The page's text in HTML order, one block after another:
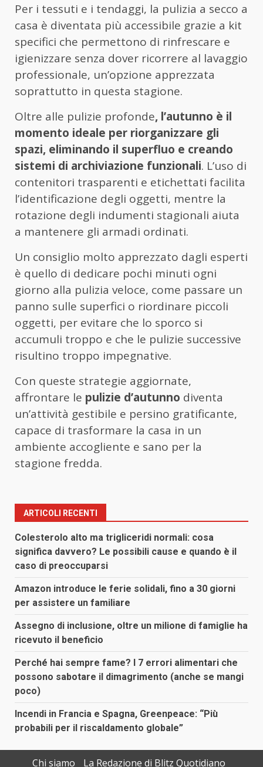
Per i tessuti e i tendaggi, la pulizia a secco a
casa è diventata più accessibile grazie a kit
specifici che permettono di rinfrescare e
igienizzare senza dover ricorrere al lavaggio
professionale, un’opzione apprezzata
soprattutto in questa stagione.
Oltre alle pulizie profonde, l’autunno è il
momento ideale per riorganizzare gli
spazi, eliminando il superfluo e creando
sistemi di archiviazione funzionali. L’uso di
contenitori trasparenti e etichettati facilita
l’identificazione degli oggetti, mentre la
rotazione degli indumenti stagionali aiuta
a mantenere gli armadi ordinati.
Un consiglio molto apprezzato dagli esperti
è quello di dedicare pochi minuti ogni
giorno alla pulizia veloce, come passare un
panno sulle superfici o riordinare piccoli
oggetti, per evitare che lo sporco si
accumuli troppo e che le pulizie successive
risultino troppo impegnative.
Con queste strategie aggiornate,
affrontare le pulizie d’autunno diventa
un’attività gestibile e persino gratificante,
capace di trasformare la casa in un
ambiente accogliente e sano per la
stagione fredda.
ARTICOLI RECENTI
Colesterolo alto ma trigliceridi normali: cosa
significa davvero? Le possibili cause e quando è il
caso di preoccuparsi
Amazon introduce le ferie solidali, fino a 30 giorni
per assistere un familiare
Assegno di inclusione, oltre un milione di famiglie ha
ricevuto il beneficio
Perché hai sempre fame? I 7 errori alimentari che
possono sabotare il dimagrimento (anche se mangi
poco)
Incendi in Francia e Spagna, Greenpeace: “Più
probabili per il riscaldamento globale”
Chi siamo La Redazione di Blitz Quotidiano